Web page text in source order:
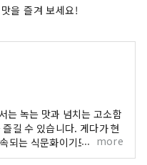
을 즐겨 보세요!
는 녹는 맛과 넘치는 고소함
길 수 있습니다. 게다가 현
되는 식문화이기도 한 강어
으로 제공하고 있습니다.
more